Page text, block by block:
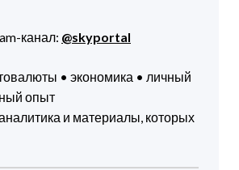
канал: @skyportal
• экономика • личный
опыт
и материалы, которых